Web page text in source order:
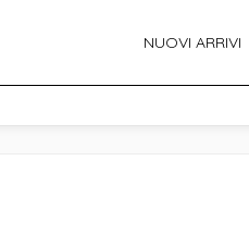
NUOVI ARRIVI